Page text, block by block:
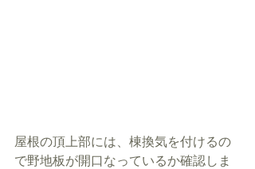
屋根の頂上部には、棟換気を付けるの
で野地板が開口なっているか確認しま